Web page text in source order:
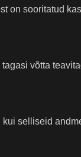
on sooritatud
võtta
selliseid